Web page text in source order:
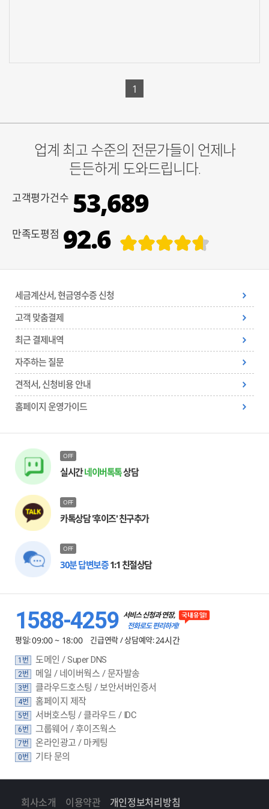
1
업계 최고 수준의 전문가들이 언제나
든든하게 도와드립니다.
고객평가건수 53,689
만족도평점 92.6
세금계산서, 현금영수증 신청
고객 맞춤결제
최근 결제내역
자주하는 질문
견적서, 신청비용 안내
홈페이지 운영가이드
OFF
실시간네이버톡톡상담
OFF
카톡상담 '후이즈' 친구추가
OFF
30분 답변보증1:1 친절상담
1588-4259 서비스 신청과 연장,
전화로도 편리하게!
평일:09:00 ~ 18:00 긴급연락 / 상담예약:24시간
1번 도메인 / Super DNS
2번 메일 / 네이버웍스 / 문자발송
3번 클라우드호스팅 / 보안서버인증서
4번 홈페이지 제작
5번 서버호스팅 / 클라우드 / IDC
6번 그룹웨어 / 후이즈웍스
7번 온라인광고 / 마케팅
0번 기타 문의
회사소개 이용약관 개인정보처리방침